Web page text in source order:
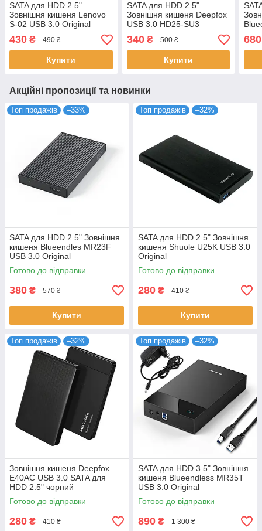
SATA для HDD 2.5"
Зовнішня кишеня Lenovo
S-02 USB 3.0 Original
430 ₴ 490 ₴
Купити
SATA для HDD 2.5"
Зовнішня кишеня Deepfox
USB 3.0 HD25-SU3
Original
340₴ 500 ₴
Купити
680
Акційні пропозиції та новинки
Топ продажів –33%
SATA для HDD 2.5" Зовнішня
кишеня Blueendles MR23F
USB 3.0 Original
Готово до відправки
380 ₴ 570 ₴
Купити
Топ продажів –32%
SATA для HDD 2.5" Зовнішня
кишеня Shuole U25K USB 3.0
Original
Готово до відправки
280 ₴ 410 ₴
Купити
Топ продажів –32%
Зовнішня кишеня Deepfox
E40AC USB 3.0 SATA для
HDD 2.5" чорний
Готово до відправки
280 ₴ 410 ₴
Топ продажів –32%
SATA для HDD 3.5" Зовнішня
кишеня Blueendless MR35T
USB 3.0 Original
Готово до відправки
890 ₴ 1 300 ₴